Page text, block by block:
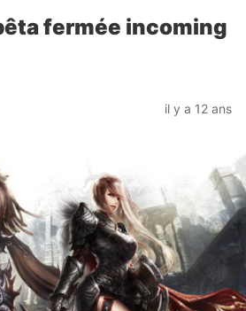
fermée incoming
il y a 12 ans